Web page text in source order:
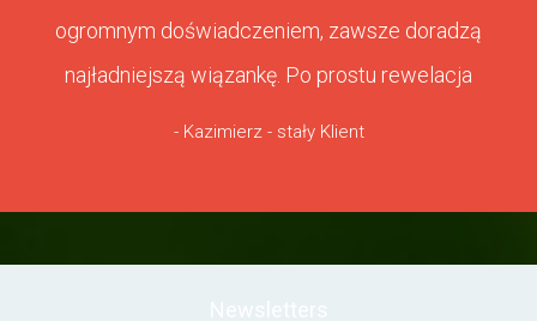
ogromnym doświadczeniem, zawsze doradzą
najładniejszą wiązankę. Po prostu rewelacja
- Kazimierz - stały Klient